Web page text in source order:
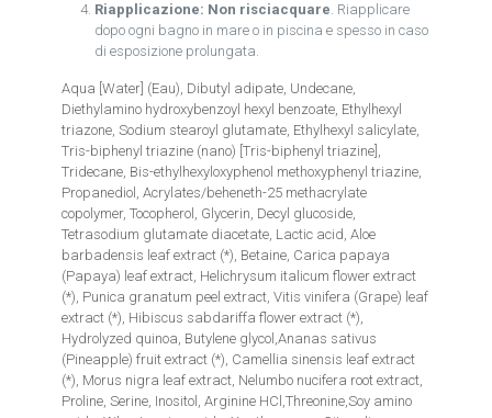
Riapplicazione: Non risciacquare. Riapplicare
dopo ogni bagno in mare o in piscina e spesso in caso
di esposizione prolungata.
Aqua [Water] (Eau), Dibutyl adipate, Undecane,
Diethylamino hydroxybenzoyl hexyl benzoate, Ethylhexyl
triazone, Sodium stearoyl glutamate, Ethylhexyl salicylate,
Tris-biphenyl triazine (nano) [Tris-biphenyl triazine],
Tridecane, Bis-ethylhexyloxyphenol methoxyphenyl triazine,
Propanediol, Acrylates/beheneth-25 methacrylate
copolymer, Tocopherol, Glycerin, Decyl glucoside,
Tetrasodium glutamate diacetate, Lactic acid, Aloe
barbadensis leaf extract (*), Betaine, Carica papaya
(Papaya) leaf extract, Helichrysum italicum flower extract
(*), Punica granatum peel extract, Vitis vinifera (Grape) leaf
extract (*), Hibiscus sabdariffa flower extract (*),
Hydrolyzed quinoa, Butylene glycol,Ananas sativus
(Pineapple) fruit extract (*), Camellia sinensis leaf extract
(*), Morus nigra leaf extract, Nelumbo nucifera root extract,
Proline, Serine, Inositol, Arginine HCl,Threonine,Soy amino